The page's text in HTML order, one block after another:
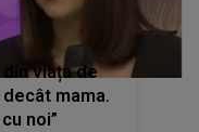
din viața de
decât mama.
noi”